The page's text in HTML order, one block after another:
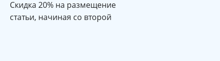
Cкидка 20% на размещение
статьи, начиная со второй